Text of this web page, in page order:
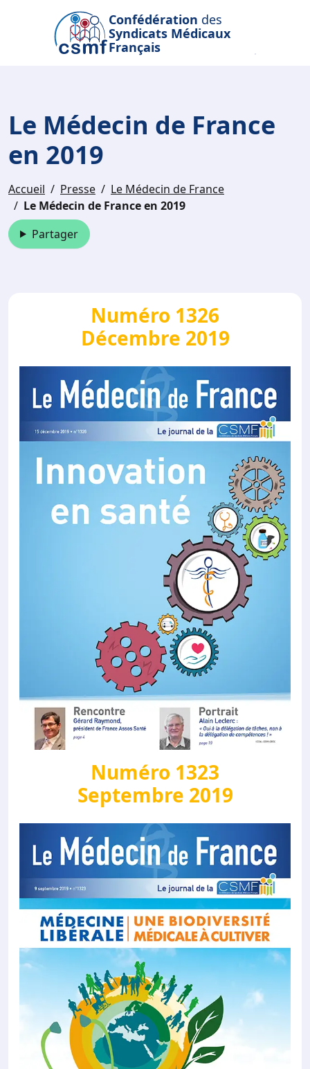
Passer au contenu principal
Confédération des
Syndicats Médicaux
Français
Le Médecin de France
en 2019
Accueil Presse
Le Médecin de France
Le Médecin de France en 2019
Partager
Numéro 1326
Décembre 2019
Numéro 1323
Septembre 2019